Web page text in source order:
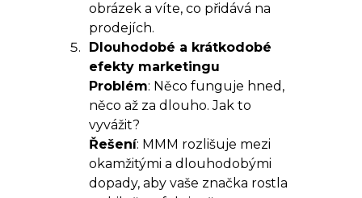
obrázek a víte, co přidává na
prodejích.
Dlouhodobé a krátkodobé
efekty marketingu
Problém: Něco funguje hned,
něco až za dlouho. Jak to
vyvážit?
Řešení: MMM rozlišuje mezi
okamžitými a dlouhodobými
dopady, aby vaše značka rostla